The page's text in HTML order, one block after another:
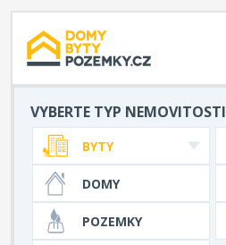
VYBERTE TYP NEMOVITOSTI
BYTY
DOMY
POZEMKY